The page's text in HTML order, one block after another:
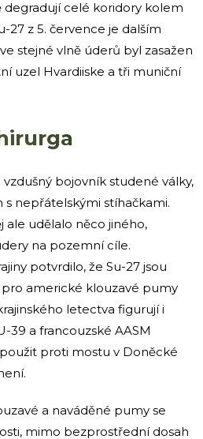
celé koridory kolem
27 z 5. července je dalším
stejné vlně úderů byl zasažen
uzel Hvardiiske a tři muniční
vzdušný bojovník studené války,
nepřátelskými stíhačkami.
ale udělalo něco jiného,
na pozemní cíle.
potvrdilo, že Su-27 jsou
americké klouzavé pumy
letectva figurují i
39 a francouzské AASM
proti mostu v Doněcké
a naváděné pumy se
mimo bezprostřední dosah